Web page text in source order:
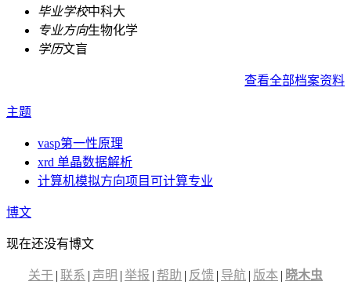
毕业学校中科大
专业方向生物化学
学历文盲
查看全部档案资料
主题
vasp第一性原理
xrd 单晶数据解析
计算机模拟方向项目可计算专业
博文
现在还没有博文
关于 | 联系 | 声明 | 举报 | 帮助 | 反馈 | 导航 | 版本 | 晓木虫